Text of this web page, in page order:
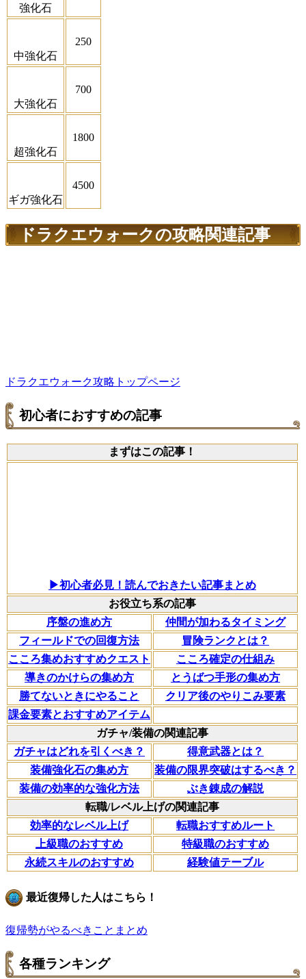
強化石
中強化石
250
大強化石
700
超強化石
1800
ギガ強化石
4500
ドラクエウォークの攻略関連記事
ドラクエウォーク攻略トップページ
初心者におすすめの記事
まずはこの記事！
▶初心者必見！読んでおきたい記事まとめ
お役立ち系の記事
序盤の進め方
仲間が加わるタイミング
フィールドでの回復方法
冒険ランクとは？
こころ集めおすすめクエスト
こころ確定の仕組み
導きのかけらの集め方
とうばつ手形の集め方
勝てないときにやること
クリア後のやりこみ要素
課金要素とおすすめアイテム
ガチャ/装備の関連記事
ガチャはどれを引くべき？
得意武器とは？
装備強化石の集め方
装備の限界突破はするべき？
装備の効率的な強化方法
ぶき錬成の解説
転職/レベル上げの関連記事
効率的なレベル上げ
転職おすすめルート
上級職のおすすめ
特級職のおすすめ
永続スキルのおすすめ
経験値テーブル
最近復帰した人はこちら！
復帰勢がやるべきことまとめ
各種ランキング